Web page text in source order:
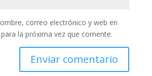
correo electrónico y web en
la próxima vez que comente.